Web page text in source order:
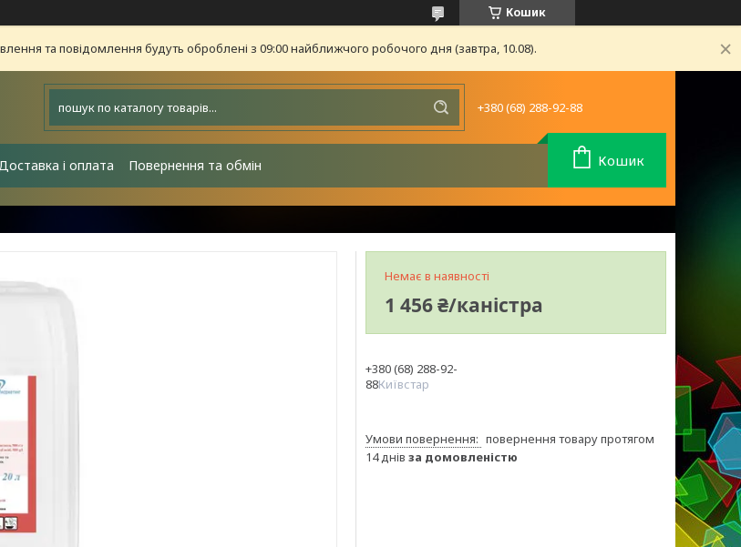
Кошик
та повідомлення будуть оброблені з 09:00 найближчого робочого дня (завтра, 10.08).
+380 (68) 288-92-88
і оплата Повернення та обмін Кошик
Немає в наявності
1 456 ₴/каністра
+380 (68) 288-92-
88Київстар
повернення товару протягом
14 днів за домовленістю